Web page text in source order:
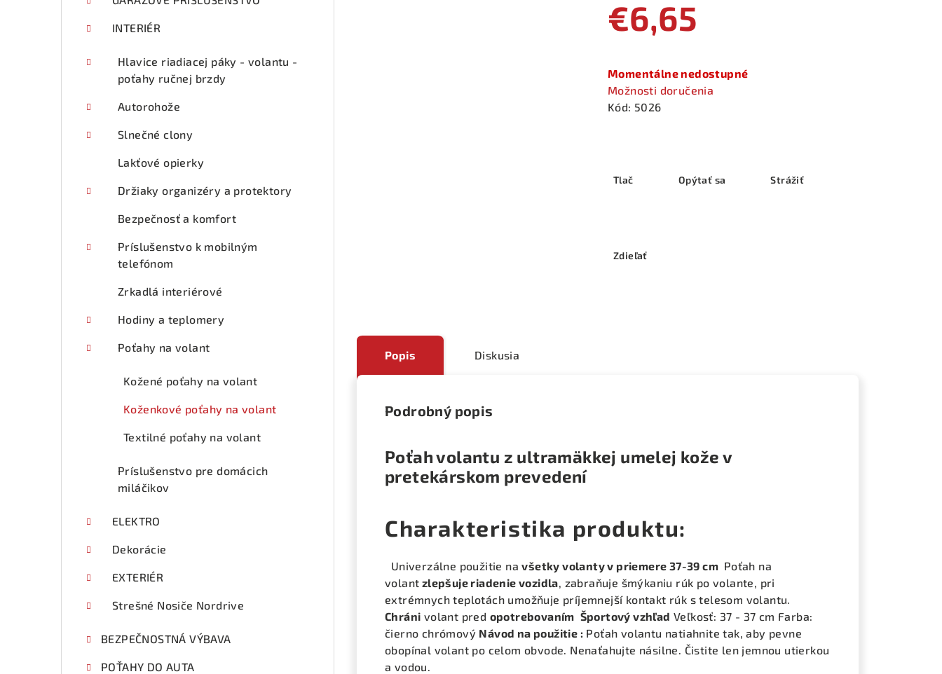
INTERIÉR
Hlavice riadiacej páky - volantu -
poťahy ručnej brzdy
Autorohože
Slnečné clony
Lakťové opierky
Držiaky organizéry a protektory
Bezpečnosť a komfort
Príslušenstvo k mobilným
telefónom
Zrkadlá interiérové
Hodiny a teplomery
Poťahy na volant
Kožené poťahy na volant
Koženkové poťahy na volant
Textilné poťahy na volant
Príslušenstvo pre domácich
miláčikov
ELEKTRO
Dekorácie
EXTERIÉR
Strešné Nosiče Nordrive
BEZPEČNOSTNÁ VÝBAVA
POŤAHY DO AUTA
€6,65
cena:
Momentálne nedostupné
Možnosti doručenia
Kód: 5026
Tlač Opýtať sa Strážiť
Zdieľať
Popis Diskusia
Podrobný popis
Poťah volantu z ultramäkkej umelej kože v
pretekárskom prevedení
Charakteristika produktu:
Univerzálne použitie navšetky volanty v priemere 37-39 cm Poťah na
volant zlepšuje riadenie vozidla, zabraňuje šmýkaniu rúk po volante, pri
extrémnych teplotách umožňuje príjemnejší kontakt rúk s telesom volantu.
Chráni volant pred opotrebovaním Športový vzhľad Veľkosť: 37 - 37 cm Farba:
čierno chrómový Návod na použitie : Poťah volantu natiahnite tak, aby pevne
obopínal volant po celom obvode. Nenaťahujte násilne. Čistite len jemnou utierkou
a vodou.